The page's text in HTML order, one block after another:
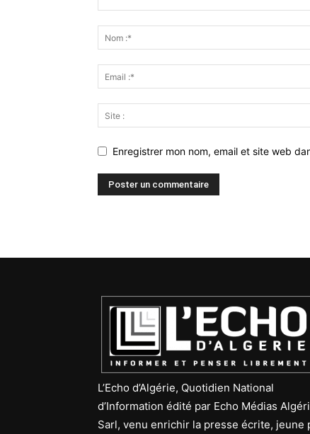
Enregistrer mon nom, email et site web
L’Echo d’Algérie, Quotidien National
d’Information édité par Echo Médias
Sarl, venu enrichir la presse écrite, jeune